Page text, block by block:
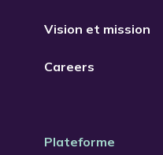
Vision et mission
Careers
Plateforme